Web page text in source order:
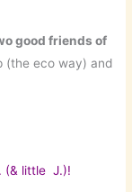
good friends of
(the eco way) and
(& little J.)!